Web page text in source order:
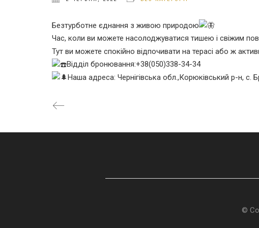
Безтурботне єднання з живою природою
Час, коли ви можете насолоджуватися тишею і свіжим
Тут ви можете спокійно відпочивати на терасі або ж
Відділ бронювання:+38(050)338-34-34
Наша адреса: Чернігівська обл.,Корюківський р-н, с.
©